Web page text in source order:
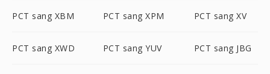
PCT sang XBM PCT sang XPM PCT sang XV
PCT sang XWD PCT sang YUV PCT sang JBG